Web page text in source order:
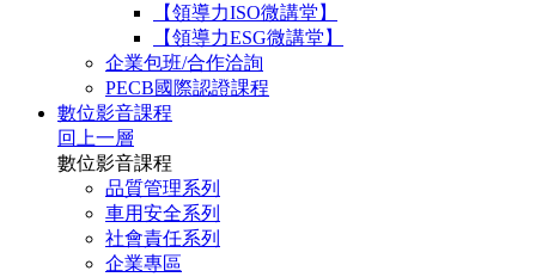
【領導力ISO微講堂】
【領導力ESG微講堂】
企業包班/合作洽詢
PECB國際認證課程
數位影音課程
回上一層
數位影音課程
品質管理系列
車用安全系列
社會責任系列
企業專區